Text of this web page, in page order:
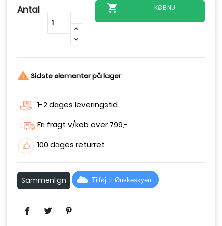
Antal  KØB NU
 Sidste elementer på lager
1-2 dages leveringstid
Fri fragt v/køb over 799,-
100 dages returret
Sammenlign Tilføj til Ønskeskyen